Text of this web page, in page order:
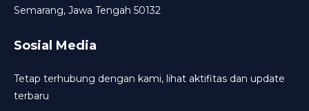
Semarang, Jawa Tengah 50132
Sosial Media
Tetap terhubung dengan kami, lihat aktifitas dan update
terbaru